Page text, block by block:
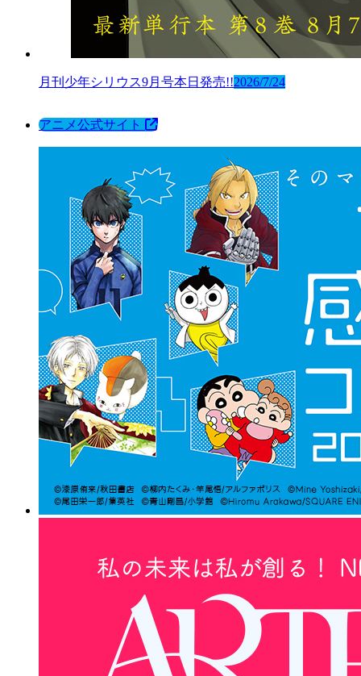
月刊少年シリウス9月号本日発売!!2026/7/24
アニメ公式サイト